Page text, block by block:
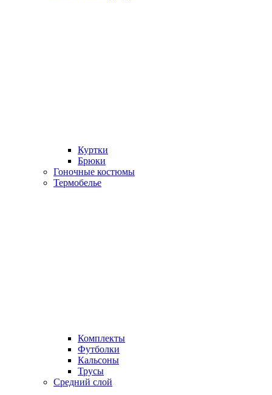
Куртки
Брюки
Гоночные костюмы
Термобелье
Комплекты
Футболки
Кальсоны
Трусы
Средний слой